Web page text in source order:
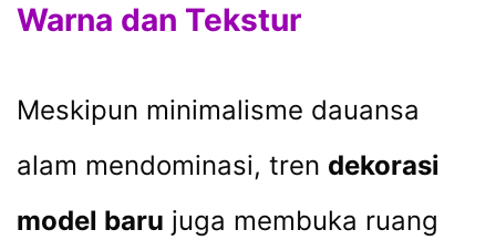
Warna dan Tekstur
Meskipun minimalisme dauansa
alam mendominasi, tren dekorasi
model baru juga membuka ruang